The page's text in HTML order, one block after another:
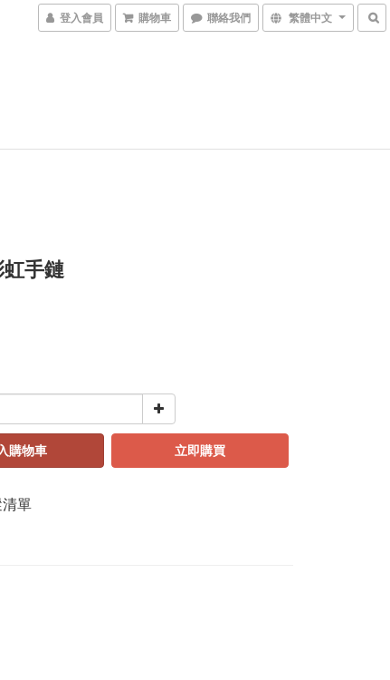
登入會員 購物車 聯絡我們 繁體中文
手鏈
購物車 立即購買
單